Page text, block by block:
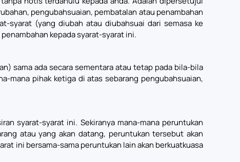
pengubahsuaian, pembatalan atau penambahan
syarat (yang diubah atau diubahsuai dari semasa ke
kepada syarat-syarat ini.
sama ada secara sementara atau tetap pada bila-bila
mana pihak ketiga di atas sebarang pengubahsuaian,
syarat-syarat ini. Sekiranya mana-mana peruntukan
atau yang akan datang, peruntukan tersebut akan
ini bersama-sama peruntukan lain akan berkuatkuasa